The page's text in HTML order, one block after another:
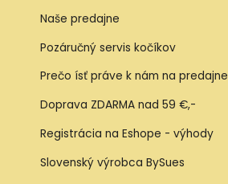
Naše predajne
Pozáručný servis kočíkov
Prečo ísť práve k nám na predajne
Doprava ZDARMA nad 59 €,-
Registrácia na Eshope - výhody
Slovenský výrobca BySues